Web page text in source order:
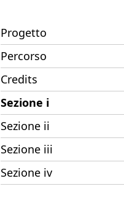
Progetto
Percorso
Credits
Sezione i
Sezione ii
Sezione iii
Sezione iv